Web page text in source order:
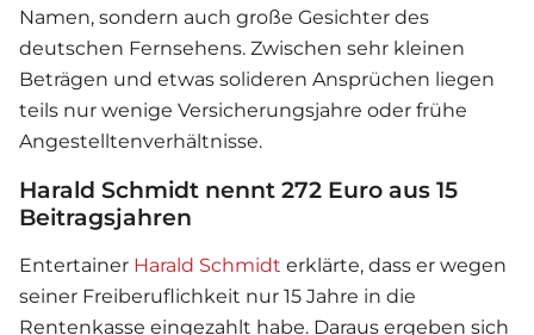
Namen, sondern auch große Gesichter des
deutschen Fernsehens. Zwischen sehr kleinen
Beträgen und etwas solideren Ansprüchen liegen
teils nur wenige Versicherungsjahre oder frühe
Angestelltenverhältnisse.
Harald Schmidt nennt 272 Euro aus 15
Beitragsjahren
Entertainer Harald Schmidt erklärte, dass er wegen
seiner Freiberuflichkeit nur 15 Jahre in die
Rentenkasse eingezahlt habe. Daraus ergeben sich